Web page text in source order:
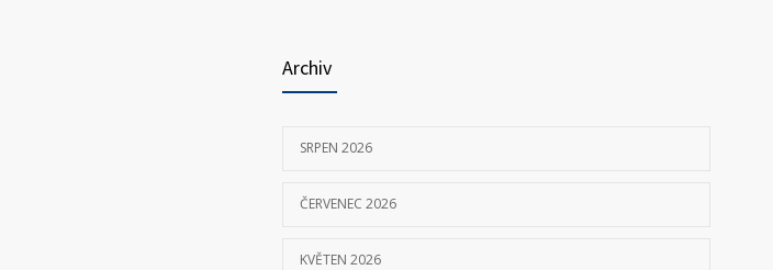
Archiv
SRPEN 2026
ČERVENEC 2026
KVĚTEN 2026